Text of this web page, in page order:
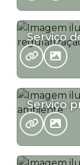
Serviço
Serviço